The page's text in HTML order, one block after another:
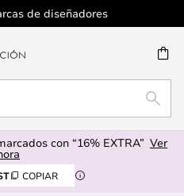
de diseñadores
con “16% EXTRA” Ver
COPIAR